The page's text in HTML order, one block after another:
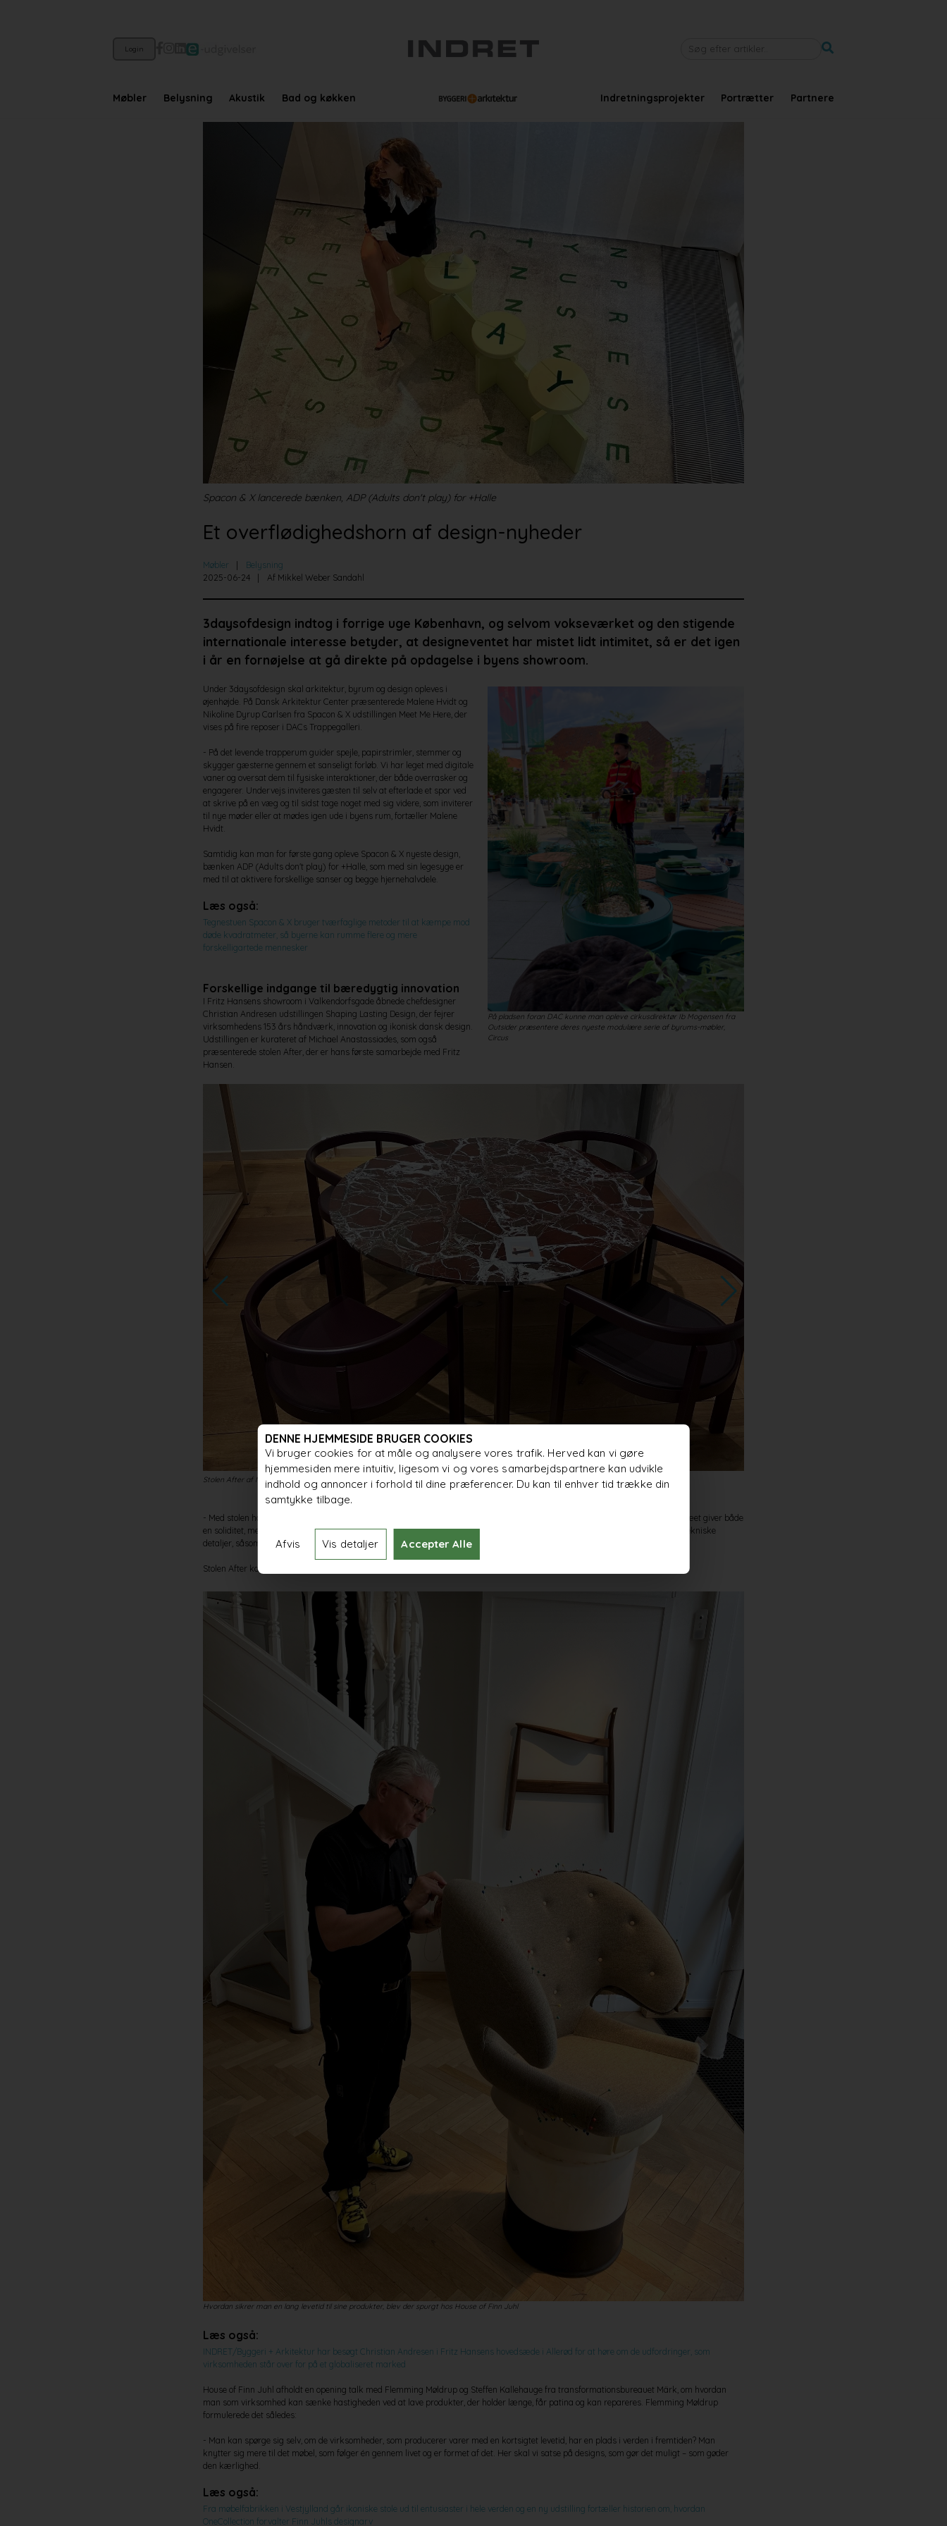
Login
Møbler Belysning Akustik Bad og køkken Indretningsprojekter Portrætter Partnere
Spacon & X lancerede bænken, ADP (Adults don't play) for +Halle
Et overflødighedshorn af design-nyheder
Møbler
Belysning
2025-06-24
Af Mikkel Weber Sandahl
3daysofdesign indtog i forrige uge København, og selvom vokseværket og den stigende
internationale interesse betyder, at designeventet har mistet lidt intimitet, så er det igen
i år en fornøjelse at gå direkte på opdagelse i byens showroom.
På pladsen foran DAC kunne man opleve cirkusdirektør Ib Mogensen fra
Outsider præsentere deres nyeste modulære serie af byrums-møbler,
Circus
Under 3daysofdesign skal arkitektur, byrum og design opleves i
øjenhøjde. På Dansk Arkitektur Center præsenterede Malene Hvidt og
Nikoline Dyrup Carlsen fra Spacon & X udstillingen Meet Me Here, der
vises på fire reposer i DACs Trappegalleri.
- På det levende trapperum guider spejle, papirstrimler, stemmer og
skygger gæsterne gennem et sanseligt forløb. Vi har leget med digitale
vaner og oversat dem til fysiske interaktioner, der både overrasker og
engagerer. Undervejs inviteres gæsten til selv at efterlade et spor ved
at skrive på en væg og til sidst tage noget med sig videre, som inviterer
til nye møder eller at mødes igen ude i byens rum, fortæller Malene
Hvidt.
Samtidig kan man for første gang opleve Spacon & X nyeste design,
bænken ADP (Adults don't play) for +Halle, som med sin legesyge er
med til at aktivere forskellige sanser og begge hjernehalvdele.
Læs også:
Tegnestuen Spacon & X bruger tværfaglige metoder til at kæmpe mod
døde kvadratmeter, så byerne kan rumme flere og mere
forskelligartede mennesker
Forskellige indgange til bæredygtig innovation
I Fritz Hansens showroom i Valkendorfsgade åbnede chefdesigner
Christian Andresen udstillingen Shaping Lasting Design, der fejrer
virksomhedens 153 års håndværk, innovation og ikonisk dansk design.
Udstillingen er kurateret af Michael Anastassiades, som også
præsenterede stolen After, der er hans første samarbejde med Fritz
Hansen.
Stolen After af Michael Anastassiades
- Med stolen har jeg bestræbt mig på at kombinere en stringens i udtrykket med et indbydende og komfortabelt design. Asketræet giver både
en soliditet, men også en lethed og en varme, som inviterer til brug, fortalte Michael Anastassiades, der også fremhævede flere tekniske
detaljer, såsom opbygningen af træet i flere lag, hvilket sikrer stabilitet, da træet ikke arbejder under påvirkning af fugt.
Stolen After kan fås i to version: Den klassiske version i asketræ og så en version i en mørk, for Anastassiades ikonisk farve.
Hvordan sikrer man en lang levetid til sine produkter, blev der spurgt hos House of Finn Juhl
Læs også:
INDRET/Byggeri + Arkitektur har besøgt Christian Andresen i Fritz Hansens hovedsæde i Allerød for at høre om de udfordringer, som
virksomheden står over for på et globaliseret marked
House of Finn Juhl afholdt en opening talk med Flemming Møldrup og Steffen Kallehauge fra transformationsbureauet Märk, om hvordan
man som virksomhed kan sænke hastigheden ved at lave produkter, der holder længe, får patina og kan repareres. Flemming Møldrup
formulerede det således:
- Man kan spørge sig selv, om de virksomheder, som producerer varer med en kortsigtet levetid, har en plads i verden i fremtiden? Man
knytter sig mere til det møbel, som følger én gennem livet og er formet af det. Her skal vi satse på designs, som gør det muligt – som gøder
den kærlighed.
Læs også:
Fra møbelfabrikken i Vestjylland går ikoniske stole ud til entusiaster i hele verden og en ny udstilling fortæller historien om, hvordan
OneCollection forvalter Finn Juhls designarv
DENNE HJEMMESIDE BRUGER COOKIES
Vi bruger cookies for at måle og analysere vores trafik. Herved kan vi gøre
hjemmesiden mere intuitiv, ligesom vi og vores samarbejdspartnere kan udvikle
indhold og annoncer i forhold til dine præferencer. Du kan til enhver tid trække din
samtykke tilbage.
Afvis Vis detaljer Accepter Alle